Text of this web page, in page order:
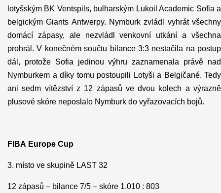
lotyšským BK Ventspils, bulharským Lukoil Academic Sofia a
belgickým Giants Antwerpy. Nymburk zvládl vyhrát všechny
domácí zápasy, ale nezvládl venkovní utkání a všechna
prohrál. V konečném součtu bilance 3:3 nestačila na postup
dál, protože Sofia jedinou výhru zaznamenala právě nad
Nymburkem a díky tomu postoupili Lotyši a Belgičané. Tedy
ani sedm vítězství z 12 zápasů ve dvou kolech a výrazně
plusové skóre neposlalo Nymburk do vyřazovacích bojů.
FIBA Europe Cup
3. místo ve skupině LAST 32
12 zápasů – bilance 7/5 – skóre 1.010 : 803